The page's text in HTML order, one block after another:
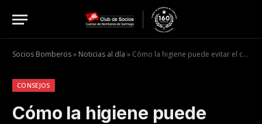
Socios Bomberos» Noticias al día » Cómo la higiene puede evitar el contagio del Covid – 19
CONSEJOS
Cómo la higiene puede